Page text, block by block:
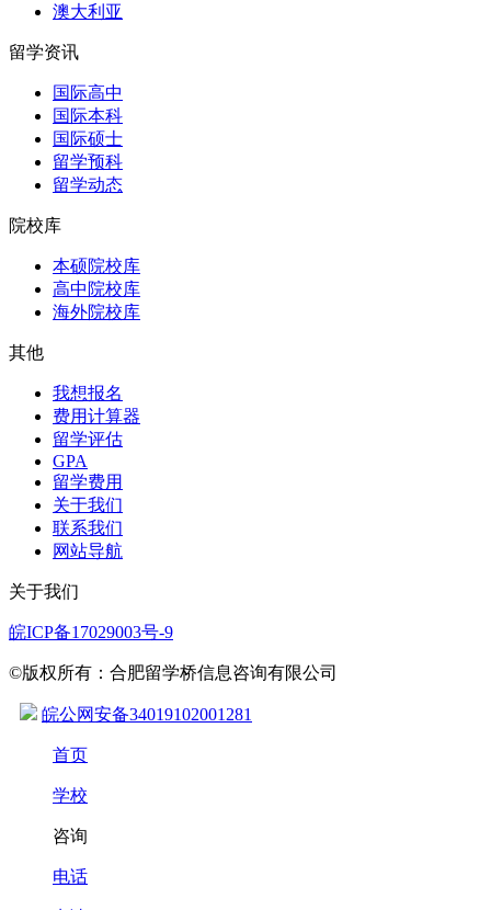
澳大利亚
留学资讯
国际高中
国际本科
国际硕士
留学预科
留学动态
院校库
本硕院校库
高中院校库
海外院校库
其他
我想报名
费用计算器
留学评估
GPA
留学费用
关于我们
联系我们
网站导航
关于我们
皖ICP备17029003号-9
©版权所有：合肥留学桥信息咨询有限公司
皖公网安备34019102001281
首页
学校
咨询
电话